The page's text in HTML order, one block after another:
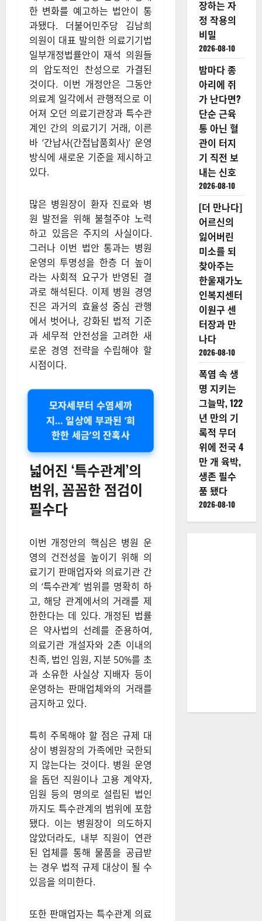
한 변화를 예고하는 법안이 통
과됐다. 더불어민주당 김남희
의원이 대표 발의한 의료기기법
일부개정법률안이 재석 의원들
의 압도적인 찬성으로 가결된
것이다. 이번 개정안은 그동안
의료계 일각에서 관행적으로 이
어져 오던 의료기관장과 특수관
계인 간의 의료기기 거래, 이른
바 ‘간납사(간접납품회사)’ 운영
방식에 새로운 기준을 제시하고
있다.
많은 병원장이 환자 진료와 병
원 발전을 위해 불철주야 노력
하고 있음은 주지의 사실이다.
그러나 이번 법안 통과는 병원
운영의 투명성을 한층 더 높이
라는 사회적 요구가 반영된 결
과로 해석된다. 이제 병원 경영
진은 과거의 효율성 중심 관행
에서 벗어나, 강화된 법적 기준
과 세무적 안전성을 고려한 새
로운 경영 전략을 수립해야 할
시점이다.
모자세부터 수염세까
지… 일상에 부과된 ‘희
한한 세금’의 잔혹사
넓어진 ‘특수관계’의
범위, 꼼꼼한 점검이
필수다
이번 개정안의 핵심은 병원 운
영의 건전성을 높이기 위해 의
료기기 판매업자와 의료기관 간
의 ‘특수관계’ 범위를 명확히 하
고, 해당 관계에서의 거래를 제
한한다는 데 있다. 개정된 법률
은 약사법의 선례를 준용하여,
의료기관 개설자와 2촌 이내의
친족, 법인 임원, 지분 50%를 초
과 소유한 사실상 지배자 등이
운영하는 판매업체와의 거래를
금지하고 있다.
특히 주목해야 할 점은 규제 대
상이 병원장의 가족에만 국한되
지 않는다는 것이다. 병원 운영
을 돕던 직원이나 고용 계약자,
임원 등의 명의로 설립된 법인
까지도 특수관계의 범위에 포함
됐다. 이는 병원장이 의도하지
않았더라도, 내부 직원이 연관
된 업체를 통해 물품을 공급받
는 경우 법적 규제 대상이 될 수
있음을 의미한다.
또한 판매업자는 특수관계 의료
장하는 자
정 작용의
비밀
2026-08-10
밤마다 종
아리에 쥐
가 난다면?
단순 근육
통 아닌 혈
관이 터지
기 직전 보
내는 신호
2026-08-10
[더 만나다]
어르신의
잃어버린
미소를 되
찾아주는
한울재가노
인복지센터
이원구 센
터장과 만
나다
2026-08-10
폭염 속 생
명 지키는
그늘막, 122
년 만의 기
록적 무더
위에 전국 4
만 개 육박,
생존 필수
품 됐다
2026-08-10